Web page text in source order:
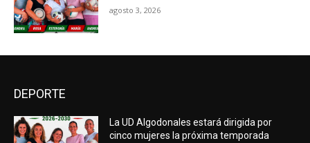
agosto 3, 2026
DEPORTE
La UD Algodonales estará dirigida por
cinco mujeres la próxima temporada